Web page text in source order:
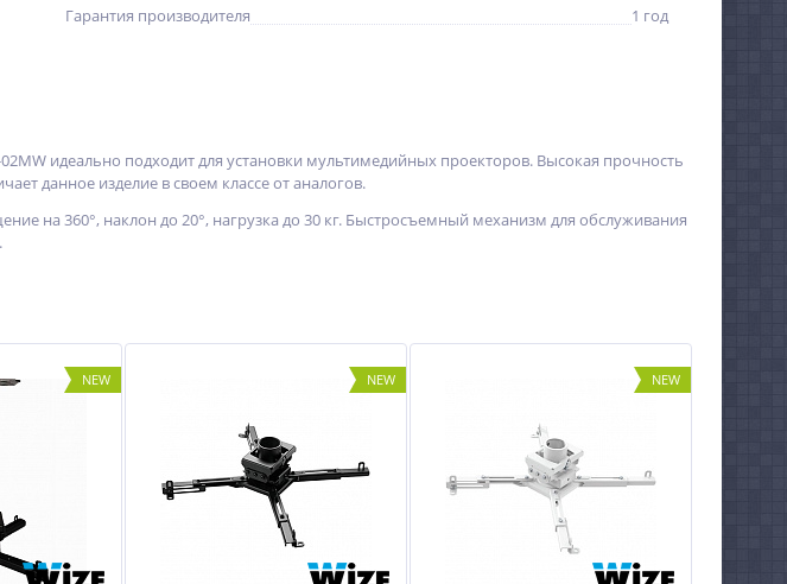
Гарантия производителя
1 год
идеально подходит для установки мультимедийных проекторов. Высокая прочность
данное изделие в своем классе от аналогов.
на 360°, наклон до 20°, нагрузка до 30 кг. Быстросъемный механизм для обслуживания
NEW NEW NEW